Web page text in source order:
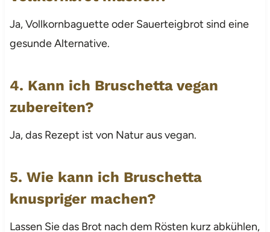
Ja, Vollkornbaguette oder Sauerteigbrot sind eine
gesunde Alternative.
4. Kann ich Bruschetta vegan
zubereiten?
Ja, das Rezept ist von Natur aus vegan.
5. Wie kann ich Bruschetta
knuspriger machen?
Lassen Sie das Brot nach dem Rösten kurz abkühlen,